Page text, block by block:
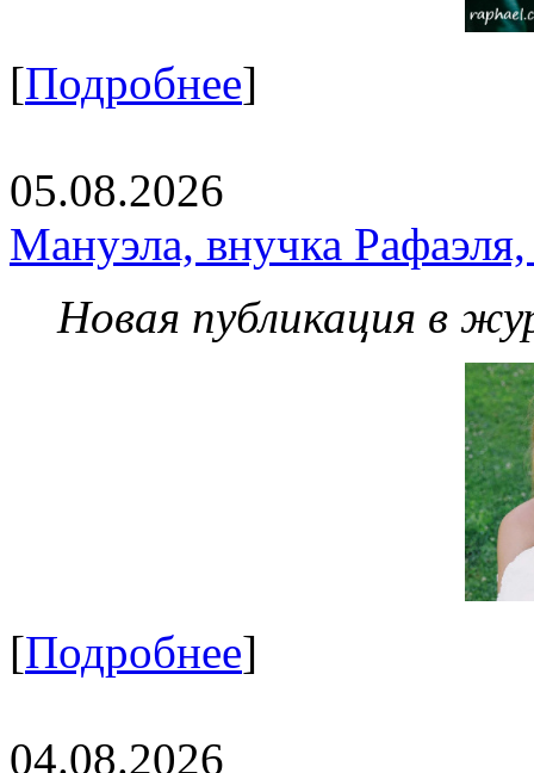
[Подробнее]
05.08.2026
Мануэла, внучка
Новая публикация в
[Подробнее]
04.08.2026